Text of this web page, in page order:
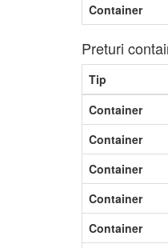
Container
Preturi
Tip
Container
Container
Container
Container
Container